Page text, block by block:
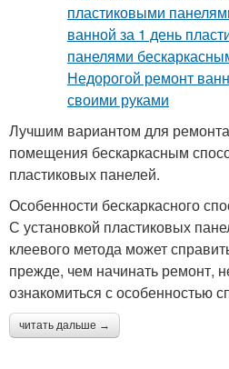
Лучшим вариантом для ремонта
помещения бескаркасным
пластиковых панелей.
Особенности бескаркасного
С установкой пластиковых
клеевого метода может
прежде, чем начинать ремонт,
ознакомиться с особенностью
читать дальше →